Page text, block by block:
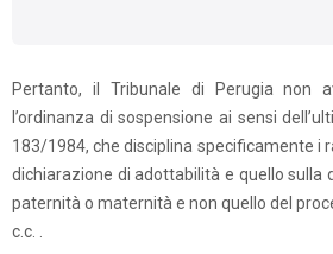
Pertanto, il Tribunale di Perugia non
l’ordinanza di sospensione ai sensi
183/1984, che disciplina specificamente i
dichiarazione di adottabilità e quello sulla
paternità o maternità e non quello del
c.c. .